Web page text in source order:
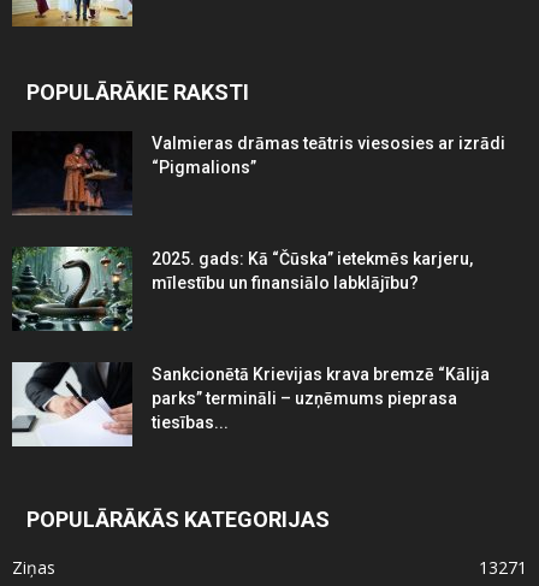
POPULĀRĀKIE RAKSTI
Valmieras drāmas teātris viesosies ar izrādi
“Pigmalions”
2025. gads: Kā “Čūska” ietekmēs karjeru,
mīlestību un finansiālo labklājību?
Sankcionētā Krievijas krava bremzē “Kālija
parks” termināli – uzņēmums pieprasa
tiesības...
POPULĀRĀKĀS KATEGORIJAS
Ziņas
13271